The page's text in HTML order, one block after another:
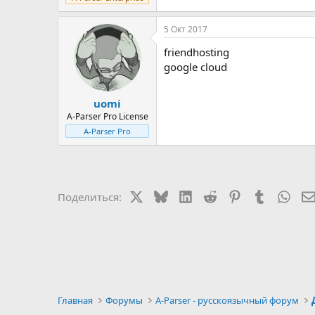
uomi
A-Parser Pro License
A-Parser Pro
5 Окт 2017
friendhosting
google cloud
Поделиться: BlueskyLinkedIn
Reddit PinterestTumblr
Главная Форумы A-Parser - русскоязычный форум